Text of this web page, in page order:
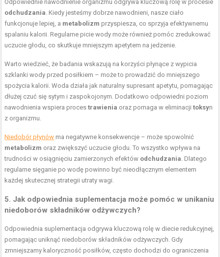
Odpowiednie nawodnienie organizmu odgrywa kluczową rolę w procesie
odchudzania. Kiedy jesteśmy dobrze nawodnieni, nasze ciało
funkcjonuje lepiej, a metabolizm przyspiesza, co sprzyja efektywnemu
spalaniu kalorii. Regularne picie wody może również pomóc zredukować
uczucie głodu, co skutkuje mniejszym apetytem na jedzenie.
Warto wiedzieć, że badania wskazują na korzyści płynące z wypicia
szklanki wody przed posiłkiem – może to prowadzić do mniejszego
spożycia kalorii. Woda działa jak naturalny supresant apetytu, pomagając
dłużej czuć się sytym i zaspokojonym. Dodatkowo odpowiedni poziom
nawodnienia wspiera procestrawienia oraz pomaga w eliminacjitoksyn
z organizmu.
Niedobór płynów ma negatywne konsekwencje – może spowolnić
metabolizm oraz zwiększyć uczucie głodu. To wszystko wpływa na
trudności w osiągnięciu zamierzonych efektów odchudzania. Dlatego
regularne sięganie po wodę powinno być nieodłącznym elementem
każdej skutecznej strategii utraty wagi.
5. Jak odpowiednia suplementacja może pomóc w unikaniu
niedoborów składników odżywczych?
Odpowiednia suplementacja odgrywa kluczową rolę w diecie redukcyjnej,
pomagając uniknąć niedoborów składników odżywczych. Gdy
zmniejszamy kaloryczność posiłków, często dochodzi do ograniczenia